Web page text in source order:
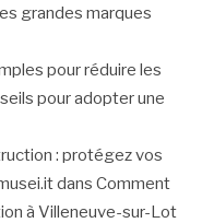
grandes marques
pour réduire les
pour adopter une
: protégez vos
dans Comment
à Villeneuve-sur-Lot